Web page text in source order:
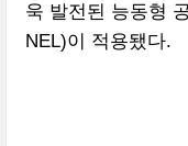
욱 발전된 능동형
NEL)이 적용됐다.